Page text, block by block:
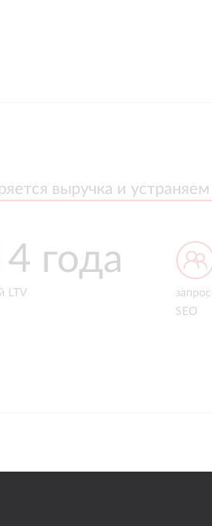
выручка и
выручка и
> 5000
вывели в ТОП-10 по